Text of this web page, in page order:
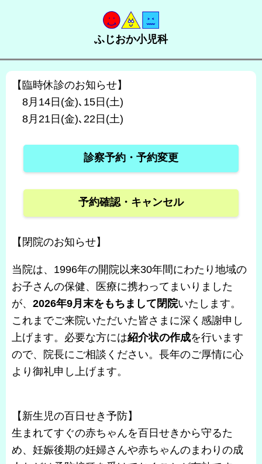
ふじおか小児科
【臨時休診のお知らせ】
8月14日(金)､15日(土)
8月21日(金)､22日(土)
診察予約・予約変更
予約確認・キャンセル
【閉院のお知らせ】
当院は、1996年の開院以来30年間にわたり地域の
お子さんの保健、医療に携わってまいりました
が、 2026年9月末をもちまして閉院いたします。
これまでご来院いただいた皆さまに深く感謝申し
上げます。必要な方には紹介状の作成を行います
ので、院長にご相談ください。長年のご厚情に心
より御礼申し上げます。
【新生児の百日せき予防】
生まれてすぐの赤ちゃんを百日せきから守るた
め、妊娠後期の妊婦さんや赤ちゃんのまわりの成